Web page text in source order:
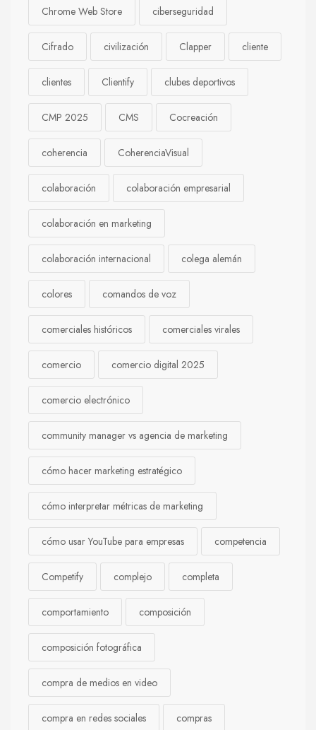
Chrome Web Store ciberseguridad
Cifrado civilización Clapper cliente
clientes Clientify clubes deportivos
CMP 2025 CMS Cocreación
coherencia CoherenciaVisual
colaboración colaboración empresarial
colaboración en marketing
colaboración internacional colega alemán
colores comandos de voz
comerciales históricos comerciales virales
comercio comercio digital 2025
comercio electrónico
community manager vs agencia de marketing
cómo hacer marketing estratégico
cómo interpretar métricas de marketing
cómo usar YouTube para empresas competencia
Competify complejo completa
comportamiento composición
composición fotográfica
compra de medios en video
compra en redes sociales compras